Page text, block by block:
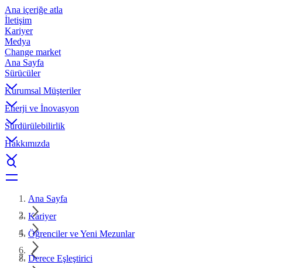
Ana içeriğe atla
İletişim
Kariyer
Medya
Change market
Ana Sayfa
Sürücüler
Kurumsal Müşteriler
Enerji ve İnovasyon
Sürdürülebilirlik
Hakkımızda
Ana Sayfa
Kariyer
Öğrenciler ve Yeni Mezunlar
Derece Eşleştirici